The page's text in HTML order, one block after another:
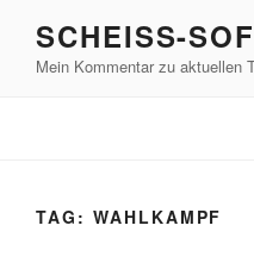
content
SCHEISS-
Mein Kommentar zu aktuellen
TAG: WAHLKAMPF